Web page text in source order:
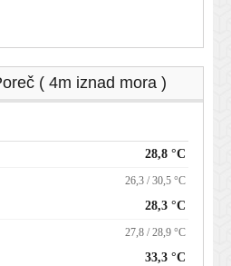
( 4m iznad mora )
28,8 °C
26,3 / 30,5 °C
28,3 °C
27,8 / 28,9 °C
33,3 °C